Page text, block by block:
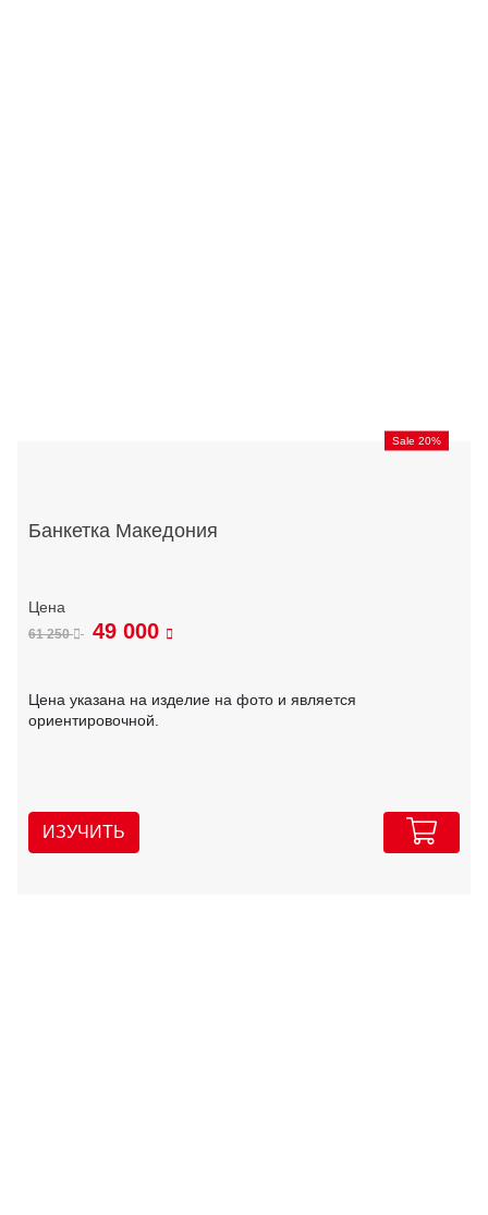
Sale 20%
Банкетка Македония
61 250 49 000
Цена указана на изделие на фото и является
ориентировочной.
ИЗУЧИТЬ